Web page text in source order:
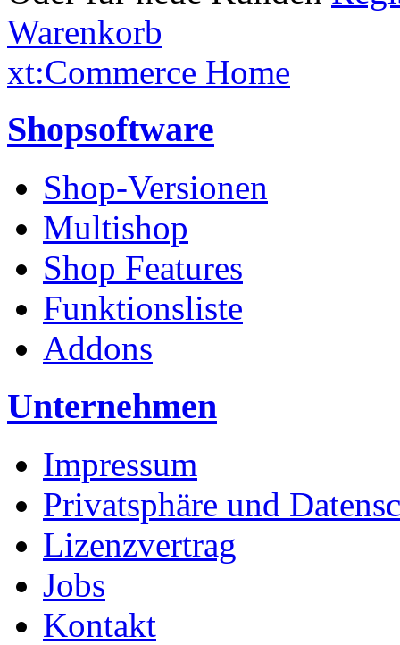
Warenkorb
xt:Commerce Home
Shopsoftware
Shop-Versionen
Multishop
Shop Features
Funktionsliste
Addons
Unternehmen
Impressum
Privatsphäre und
Lizenzvertrag
Jobs
Kontakt